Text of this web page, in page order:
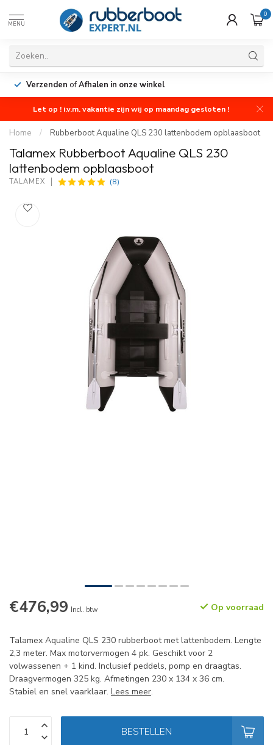
MENU
0
Verzenden ofAfhalen in onze winkel
Let op ! i.v.m. vakantie zijn wij op maandag gesloten !
Home / Rubberboot Aqualine QLS 230 lattenbodem opblaasboot
Talamex Rubberboot Aqualine QLS 230
lattenbodem opblaasboot
TALAMEX (8)
€476,99 Incl. btw Op voorraad
Talamex Aqualine QLS 230 rubberboot met lattenbodem. Lengte
2,3 meter. Max motorvermogen 4 pk. Geschikt voor 2
volwassenen + 1 kind. Inclusief peddels, pomp en draagtas.
Draagvermogen 325 kg. Afmetingen 230 x 134 x 36 cm.
Stabiel en snel vaarklaar. Lees meer.
BESTELLEN